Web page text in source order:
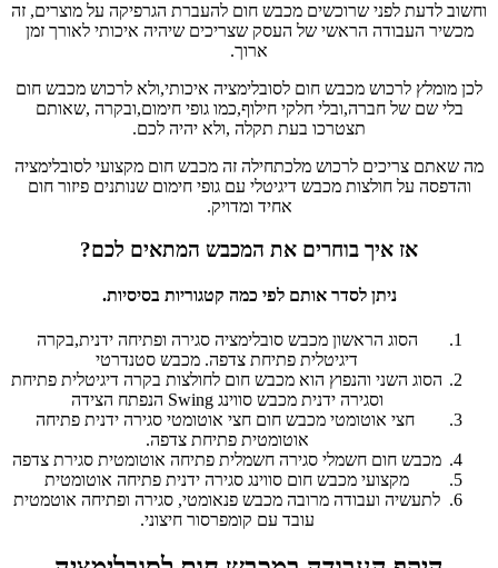
וחשוב לדעת לפני שרוכשים מכבש חום להעברת הגרפיקה על מוצרים, זה
מכשיר העבודה הראשי של העסק שצריכים שיהיה איכותי לאורך זמן
ארוך.
לכן מומלץ לרכוש מכבש חום לסובלימציה איכותי,ולא לרכוש מכבש חום
בלי שם של חברה,ובלי חלקי חילוף,כמו גופי חימום,ובקרה ,שאותם
תצטרכו בעת תקלה ,ולא יהיה לכם.
מה שאתם צריכים לרכוש מלכתחילה זה מכבש חום מקצועי לסובלימציה
והדפסה על חולצות מכבש דיגיטלי עם גופי חימום שנותנים פיזור חום
אחיד ומדויק.
אז איך בוחרים את המכבש המתאים לכם?
ניתן לסדר אותם לפי כמה קטגוריות בסיסיות.
הסוג הראשון מכבש סובלימציה סגירה ופתיחה ידנית,בקרה
דיגיטלית פתיחת צדפה. מכבש סטנדרטי
הסוג השני והנפוץ הוא מכבש חום לחולצות בקרה דיגיטלית פתיחת
וסגירה ידנית מכבש סווינג Swing הנפתח הצידה
חצי אוטומטי מכבש חום חצי אוטומטי סגירה ידנית פתיחה
אוטומטית פתיחת צדפה.
מכבש חום חשמלי סגירה חשמלית פתיחה אוטומטית סגירת צדפה
מקצועי מכבש חום סווינג סגירה ידנית פתיחה אוטומטית
לתעשיה ועבודה מרובה מכבש פנאומטי, סגירה ופתיחה אוטמטית
עובד עם קומפרסור חיצוני.